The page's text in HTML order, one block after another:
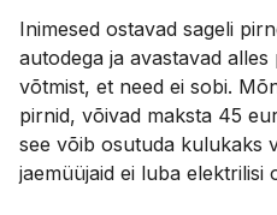
Inimesed ostavad sageli
autodega ja avastavad
võtmist, et need ei sobi.
pirnid, võivad maksta 45
see võib osutuda kulukaks
jaemüüjaid ei luba elektrilisi